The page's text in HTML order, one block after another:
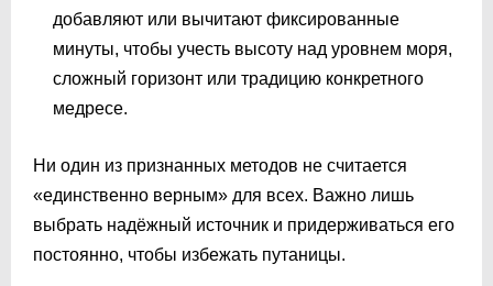
добавляют или вычитают фиксированные
минуты, чтобы учесть высоту над уровнем моря,
сложный горизонт или традицию конкретного
медресе.
Ни один из признанных методов не считается
«единственно верным» для всех. Важно лишь
выбрать надёжный источник и придерживаться его
постоянно, чтобы избежать путаницы.